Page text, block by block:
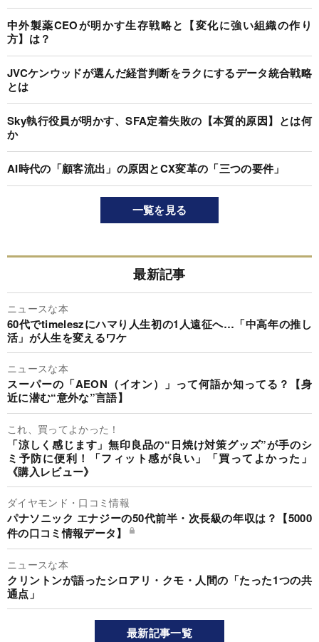
中外製薬CEOが明かす生存戦略と【変化に強い組織の作り
方】は？
JVCケンウッドが選んだ経営判断をラクにするデータ統合戦略
とは
Sky執行役員が明かす、SFA定着失敗の【本質的原因】とは何
か
AI時代の「顧客流出」の原因とCX変革の「三つの要件」
一覧を見る
最新記事
ニュースな本
60代でtimeleszにハマり人生初の1人遠征へ…「中高年の推し
活」が人生を変えるワケ
ニュースな本
スーパーの「AEON（イオン）」って何語か知ってる？【身
近に潜む“意外な”言語】
これ、買ってよかった！
「涼しく感じます」無印良品の“日焼け対策グッズ”が手のシ
ミ予防に便利！「フィット感が良い」「買ってよかった」
《購入レビュー》
ダイヤモンド・口コミ情報
パナソニック エナジーの50代前半・次長級の年収は？【5000
件の口コミ情報データ】
ニュースな本
クリントンが語ったシロアリ・クモ・人間の「たった1つの共
通点」
最新記事一覧